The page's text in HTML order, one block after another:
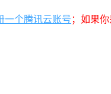
一个腾讯云账号 ；如果